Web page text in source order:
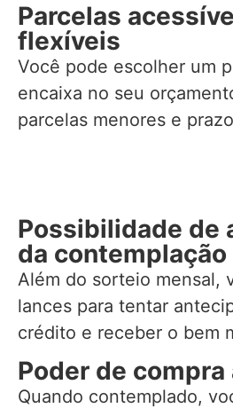
Parcelas
flexíveis
Você pode escolher um
encaixa no seu
parcelas menores e
Possibilidade de
da contemplação
Além do sorteio mensal,
lances para tentar
crédito e receber o bem
Poder de compra
Quando contemplado,